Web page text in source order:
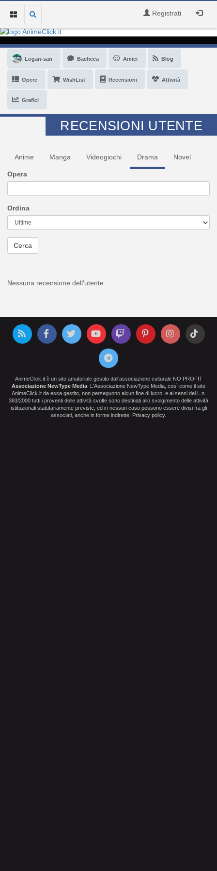
Registrati
Logan-san Bacheca Amici Blog
Opere WishList Recensioni Attività
Grafici
RECENSIONI UTENTE
Anime Manga Videogiochi Drama Novel
Opera
Ordina
Cerca
Nessuna recensione dell'utente.
AnimeClick.it è un sito amatoriale gestito dall'associazione culturale NO PROFIT
Associazione NewType Media . L'Associazione NewType Media, così come il sito
AnimeClick.it da essa gestito, non perseguono alcun fine di lucro, e ai sensi del L.n.
383/2000 tutti i proventi delle attività svolte sono destinati allo svolgimento delle attività
istituzionali statutariamente previste, ed in nessun caso possono essere divisi fra gli
associati, anche in forme indirette.
Privacy policy.